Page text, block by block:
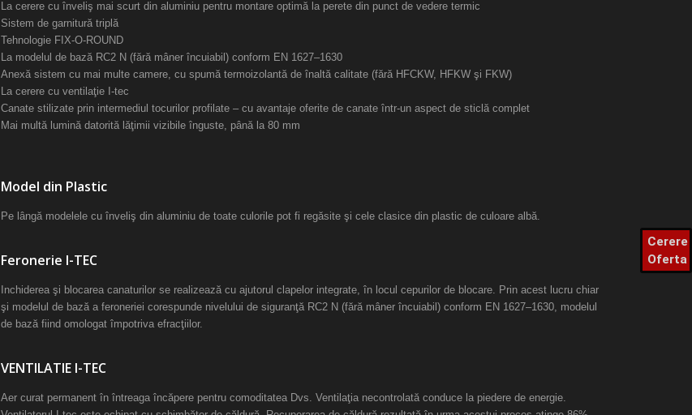
La cerere cu înveliş mai scurt din aluminiu pentru montare optimă la perete din punct de vedere termic
Sistem de garnitură triplă
Tehnologie FIX-O-ROUND
La modelul de bază RC2 N (fără mâner încuiabil) conform EN 1627–1630
Anexă sistem cu mai multe camere, cu spumă termoizolantă de înaltă calitate (fără HFCKW, HFKW şi FKW)
La cerere cu ventilaţie I-tec
Canate stilizate prin intermediul tocurilor profilate – cu avantaje oferite de canate într-un aspect de sticlă complet
Mai multă lumină datorită lăţimii vizibile înguste, până la 80 mm
Model din Plastic
Pe lângă modelele cu înveliş din aluminiu de toate culorile pot fi regăsite şi cele clasice din plastic de culoare albă.
Feronerie I-TEC
Inchiderea şi blocarea canaturilor se realizează cu ajutorul clapelor integrate, în locul cepurilor de blocare. Prin acest lucru chiar
şi modelul de bază a feroneriei corespunde nivelului de siguranţă RC2 N (fără mâner încuiabil) conform EN 1627–1630, modelul
de bază fiind omologat împotriva efracţiilor.
VENTILATIE I-TEC
Aer curat permanent în întreaga încăpere pentru comoditatea Dvs. Ventilaţia necontrolată conduce la piedere de energie.
Cerere
Oferta